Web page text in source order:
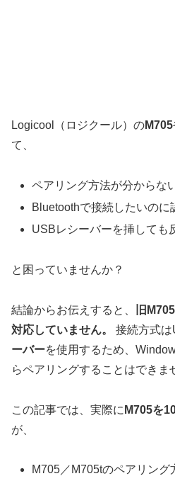
Logicool（ロジクール）のM705
て、
ペアリング方法が分からな
Bluetoothで接続したいのに
USBレシーバーを挿しても
と困っていませんか？
結論からお伝えすると、
旧
対応していません。
接続方式
ーバーを使用するため、
らペアリングすることはできま
この記事では、実際に M705を
が、
M705／M705tのペアリング